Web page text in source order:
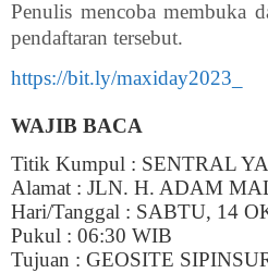
Penulis mencoba membuka
pendaftaran tersebut.
https://bit.ly/maxiday2023_
WAJIB BACA
Titik Kumpul : SENTRAL
Alamat : JLN. H. ADAM
Hari/Tanggal : SABTU, 14
Pukul : 06:30 WIB
Tujuan : GEOSITE